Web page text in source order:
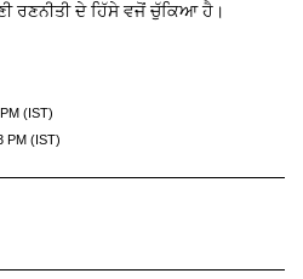
ਰਣਨੀਤੀ ਦੇ ਹਿੱਸੇ ਵਜੋਂ ਚੁੱਕਿਆ ਹੈ।
(IST)
PM (IST)